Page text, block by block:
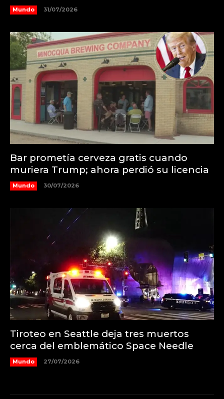
Mundo 31/07/2026
Bar prometía cerveza gratis cuando
muriera Trump; ahora perdió su licencia
Mundo 30/07/2026
Tiroteo en Seattle deja tres muertos
cerca del emblemático Space Needle
Mundo 27/07/2026